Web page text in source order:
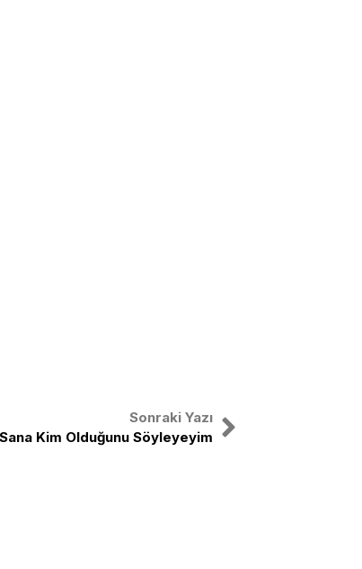
Sonraki Yazı
Kim Olduğunu Söyleyeyim